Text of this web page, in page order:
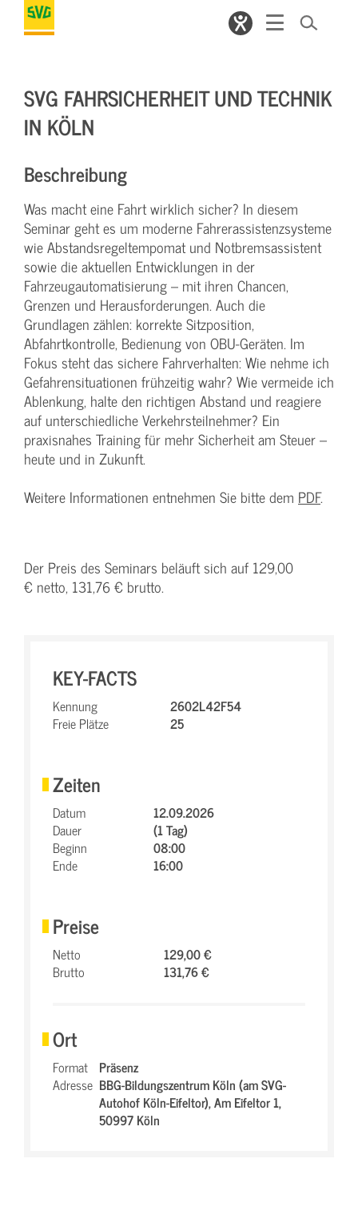
SVG FAHRSICHERHEIT UND TECHNIK
IN KÖLN
Beschreibung
Was macht eine Fahrt wirklich sicher? In diesem
Seminar geht es um moderne Fahrerassistenzsysteme
wie Abstandsregeltempomat und Notbremsassistent
sowie die aktuellen Entwicklungen in der
Fahrzeugautomatisierung – mit ihren Chancen,
Grenzen und Herausforderungen. Auch die
Grundlagen zählen: korrekte Sitzposition,
Abfahrtkontrolle, Bedienung von OBU-Geräten. Im
Fokus steht das sichere Fahrverhalten: Wie nehme ich
Gefahrensituationen frühzeitig wahr? Wie vermeide ich
Ablenkung, halte den richtigen Abstand und reagiere
auf unterschiedliche Verkehrsteilnehmer? Ein
praxisnahes Training für mehr Sicherheit am Steuer –
heute und in Zukunft.
Weitere Informationen entnehmen Sie bitte dem PDF.
Der Preis des Seminars beläuft sich auf 129,00
€ netto, 131,76 € brutto.
KEY-FACTS
Kennung
2602L42F54
Freie Plätze
25
Zeiten
Datum
12.09.2026
Dauer
(1 Tag)
Beginn
08:00
Ende
16:00
Preise
Netto
129,00 €
Brutto
131,76 €
Ort
Format Präsenz
Adresse BBG-Bildungszentrum Köln (am SVG-
Autohof Köln-Eifeltor),Am Eifeltor 1,
50997 Köln